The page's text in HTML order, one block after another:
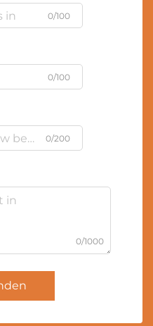
0/100
0/100
0/200
0/1000